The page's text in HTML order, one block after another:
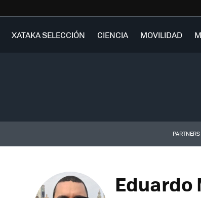
XATAKA SELECCIÓN CIENCIA MOVILIDAD
PARTNERS
Eduardo